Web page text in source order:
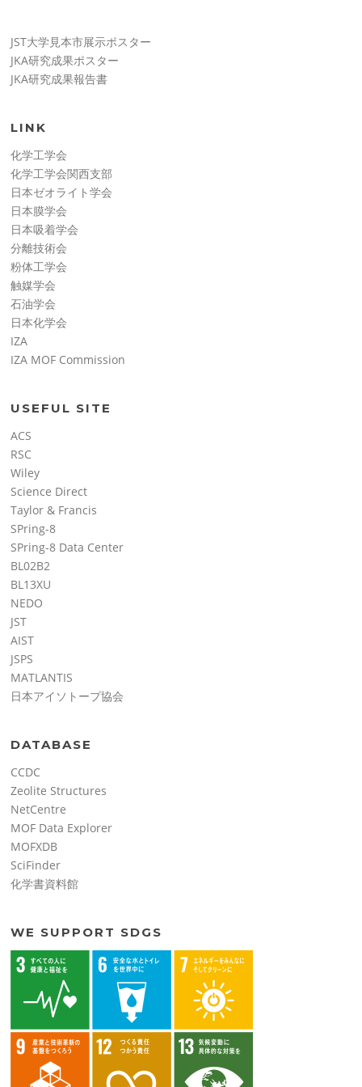
JST大学見本市展示ポスター
JKA研究成果ポスター
JKA研究成果報告書
LINK
化学工学会
化学工学会関西支部
日本ゼオライト学会
日本膜学会
日本吸着学会
分離技術会
粉体工学会
触媒学会
石油学会
日本化学会
IZA
IZA MOF Commission
USEFUL SITE
ACS
RSC
Wiley
Science Direct
Taylor & Francis
SPring-8
SPring-8 Data Center
BL02B2
BL13XU
NEDO
JST
AIST
JSPS
MATLANTIS
日本アイソトープ協会
DATABASE
CCDC
Zeolite Structures
NetCentre
MOF Data Explorer
MOFXDB
SciFinder
化学書資料館
WE SUPPORT SDGS